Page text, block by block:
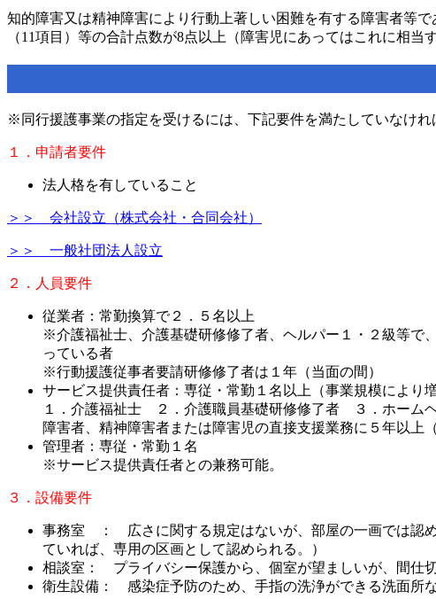
知的障害又は精神障害により行動上著しい困難を有する障害者等
（11項目）等の合計点数が8点以上（障害児にあってはこれに相当
※同行援護事業の指定を受けるには、下記要件を満たしていなけれ
１．申請者要件
法人格を有していること
＞＞ 会社設立（株式会社・合同会社）
＞＞ 一般社団法人設立
２．人員要件
従業者：常勤換算で２．５名以上
※介護福祉士、介護基礎研修修了者、ヘルパー１・２級等で
っている者
※行動援護従事者要請研修修了者は１年（当面の間）
サービス提供責任者：専従・常勤１名以上（事業規模により
１．介護福祉士 ２．介護職員基礎研修修了者 ３．ホーム
障害者、精神障害者または障害児の直接支援業務に５年以
管理者：専従・常勤１名
※サービス提供責任者との兼務可能。
３．設備要件
事務室 ： 広さに関する規定はないが、部屋の一画では認
ていれば、専用の区画として認められる。）
相談室： プライバシー保護から、個室が望ましいが、間仕
衛生設備： 感染症予防のため、手指の洗浄ができる洗面所